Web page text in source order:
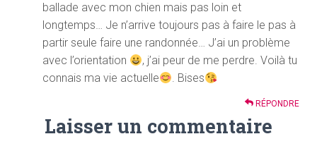
ballade avec mon chien mais pas loin et
longtemps… Je n’arrive toujours pas à faire le pas à
partir seule faire une randonnée… J’ai un problème
avec l’orientation
, j’ai peur de me perdre. Voilà tu
connais ma vie actuelle
. Bises
RÉPONDRE
Laisser un commentaire